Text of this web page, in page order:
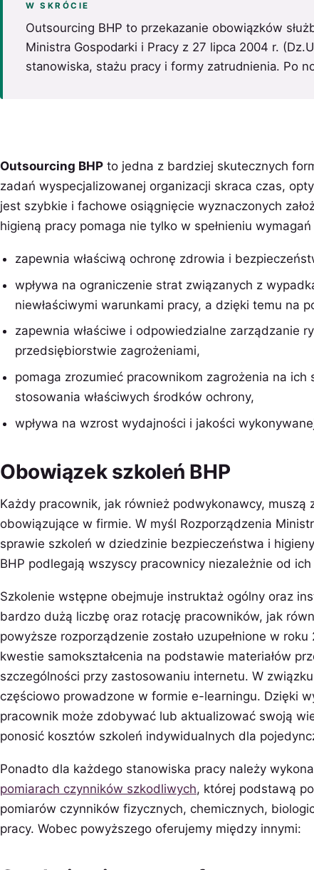
W SKRÓCIE
Outsourcing BHP to przekazanie obowiązków
Ministra Gospodarki i Pracy z 27 lipca 2004 r.
stanowiska, stażu pracy i formy zatrudnienia. Po
Outsourcing BHP to jedna z bardziej skutecznych
zadań wyspecjalizowanej organizacji skraca czas,
jest szybkie i fachowe osiągnięcie wyznaczonych
higieną pracy pomaga nie tylko w spełnieniu
zapewnia właściwą ochronę zdrowia i
wpływa na ograniczenie strat związanych z
niewłaściwymi warunkami pracy, a dzięki temu na
zapewnia właściwe i odpowiedzialne zarządzanie
przedsiębiorstwie zagrożeniami,
pomaga zrozumieć pracownikom zagrożenia na
stosowania właściwych środków ochrony,
wpływa na wzrost wydajności i jakości
Obowiązek szkoleń BHP
Każdy pracownik, jak również podwykonawcy, muszą
obowiązujące w firmie. W myśl Rozporządzenia
sprawie szkoleń w dziedzinie bezpieczeństwa i
BHP podlegają wszyscy pracownicy niezależnie od
Szkolenie wstępne obejmuje instruktaż ogólny oraz
bardzo dużą liczbę oraz rotację pracowników, jak
powyższe rozporządzenie zostało uzupełnione w
kwestie samokształcenia na podstawie materiałów
szczególności przy zastosowaniu internetu. W
częściowo prowadzone w formie e-learningu. Dzięki
pracownik może zdobywać lub aktualizować swoją
ponosić kosztów szkoleń indywidualnych dla
Ponadto dla każdego stanowiska pracy należy
pomiarach czynników szkodliwych, której podstawą
pomiarów czynników fizycznych, chemicznych,
pracy. Wobec powyższego oferujemy między innymi: